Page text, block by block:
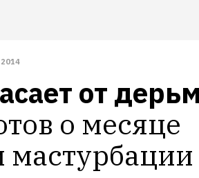
от
о месяце
мастурбации